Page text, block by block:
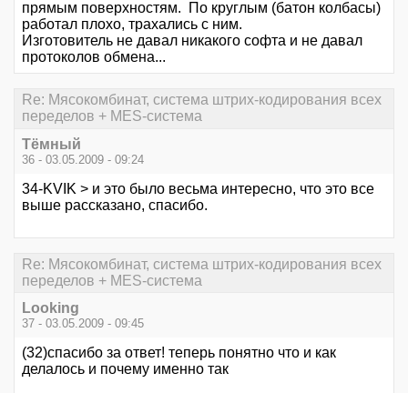
прямым поверхностям. По круглым (батон колбасы)
работал плохо, трахались с ним.
Изготовитель не давал никакого софта и не давал
протоколов обмена...
Re: Мясокомбинат, система штрих-кодирования всех
переделов + MES-система
Тёмный
36 - 03.05.2009 - 09:24
34-KVIK > и это было весьма интересно, что это все
выше рассказано, спасибо.
Re: Мясокомбинат, система штрих-кодирования всех
переделов + MES-система
Looking
37 - 03.05.2009 - 09:45
(32)спасибо за ответ! теперь понятно что и как
делалось и почему именно так